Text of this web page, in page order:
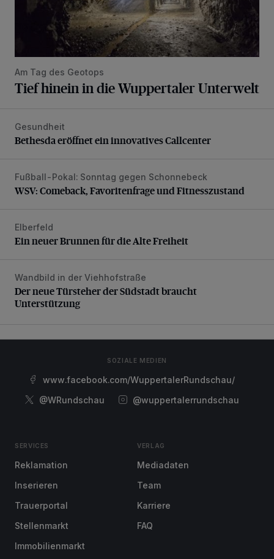
Am Tag des Geotops
Tief hinein in die Wuppertaler Unterwelt
Bethesda eröffnet ein innovatives Callcenter
Gesundheit
Bethesda eröffnet ein innovatives Callcenter
WSV: Comeback, Favoritenfrage und Fitnesszustand
Fußball-Pokal: Sonntag gegen Schonnebeck
WSV: Comeback, Favoritenfrage und Fitnesszustand
Ein neuer Brunnen für die Alte Freiheit
Elberfeld
Ein neuer Brunnen für die Alte Freiheit
Der neue Türsteher der Südstadt braucht Unterstützung
Wandbild in der Viehhofstraße
Der neue Türsteher der Südstadt braucht
Unterstützung
SOZIALE MEDIEN
www.facebook.com/WuppertalerRundschau/
@WRundschau
@wuppertalerrundschau
SERVICES
Reklamation
Inserieren
Trauerportal
Stellenmarkt
Immobilienmarkt
VERLAG
Mediadaten
Team
Karriere
FAQ